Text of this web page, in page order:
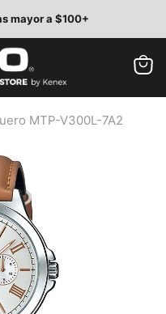
mayor a $100+
MTP-V300L-7A2